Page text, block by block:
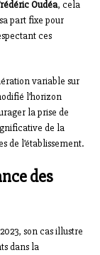
Oudéa, cela
part fixe pour
ces
variable sur
l’horizon
la prise de
de la
de l’établissement.
des
son cas illustre
dans la